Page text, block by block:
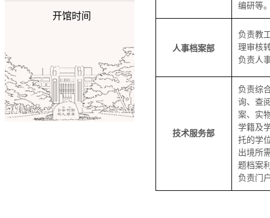
开馆时间
编研等
人事档案部
负责教
理审核
负责人
技术服务部
负责综
询、查
案、实
学籍及
托的学
出境所
题档案
负责门